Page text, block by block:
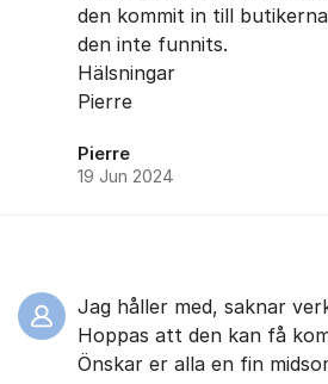
den kommit in till
den inte funnits.
Hälsningar
Pierre
Pierre
19 Jun 2024
Jag håller med, saknar
Hoppas att den kan få
Önskar er alla en fin